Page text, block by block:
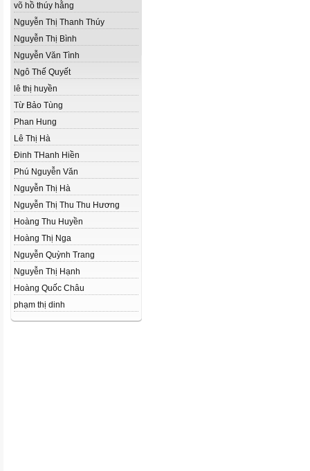
võ hồ thúy hằng
Nguyễn Thị Thanh Thúy
Nguyễn Thị Bình
Nguyễn Văn Tình
Ngô Thế Quyết
lê thị huyền
Từ Bảo Tùng
Phan Hung
Lê Thị Hà
Đinh THanh Hiền
Phú Nguyễn Văn
Nguyễn Thị Hà
Nguyễn Thị Thu Thu Hương
Hoàng Thu Huyền
Hoàng Thị Nga
Nguyễn Quỳnh Trang
Nguyễn Thị Hạnh
Hoàng Quốc Châu
phạm thị dinh